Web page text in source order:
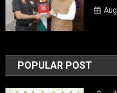
POPULAR POST